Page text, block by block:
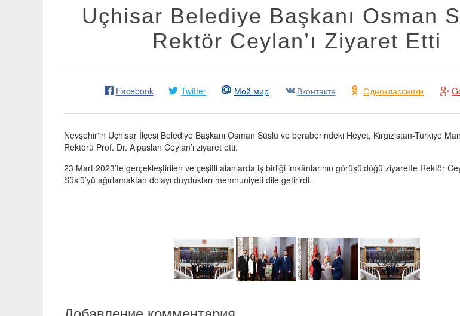
Uçhisar Belediye Başkanı Osman
Rektör Ceylan’ı Ziyaret Etti
Facebook Twitter Мой мир Вконтакте Одноклассники
Nevşehir'in Uçhisar İlçesi Belediye Başkanı Osman Süslü ve beraberindeki Heyet, Kırgızistan-Türkiye
Rektörü Prof. Dr. Alpaslan Ceylan’ı ziyaret etti.
23 Mart 2023’te gerçekleştirilen ve çeşitli alanlarda iş birliği imkânlarının görüşüldüğü ziyarette Rektör
Süslü’yü ağırlamaktan dolayı duydukları memnuniyeti dile getirirdi.